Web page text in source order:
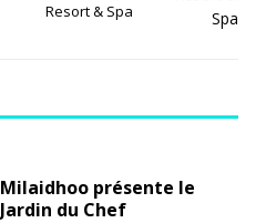
Resort & Spa
Milaidhoo présente le
Jardin du Chef